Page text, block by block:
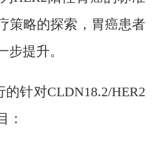
策略的探索，胃癌患者
步提升。
针对CLDN18.2/HER2
：